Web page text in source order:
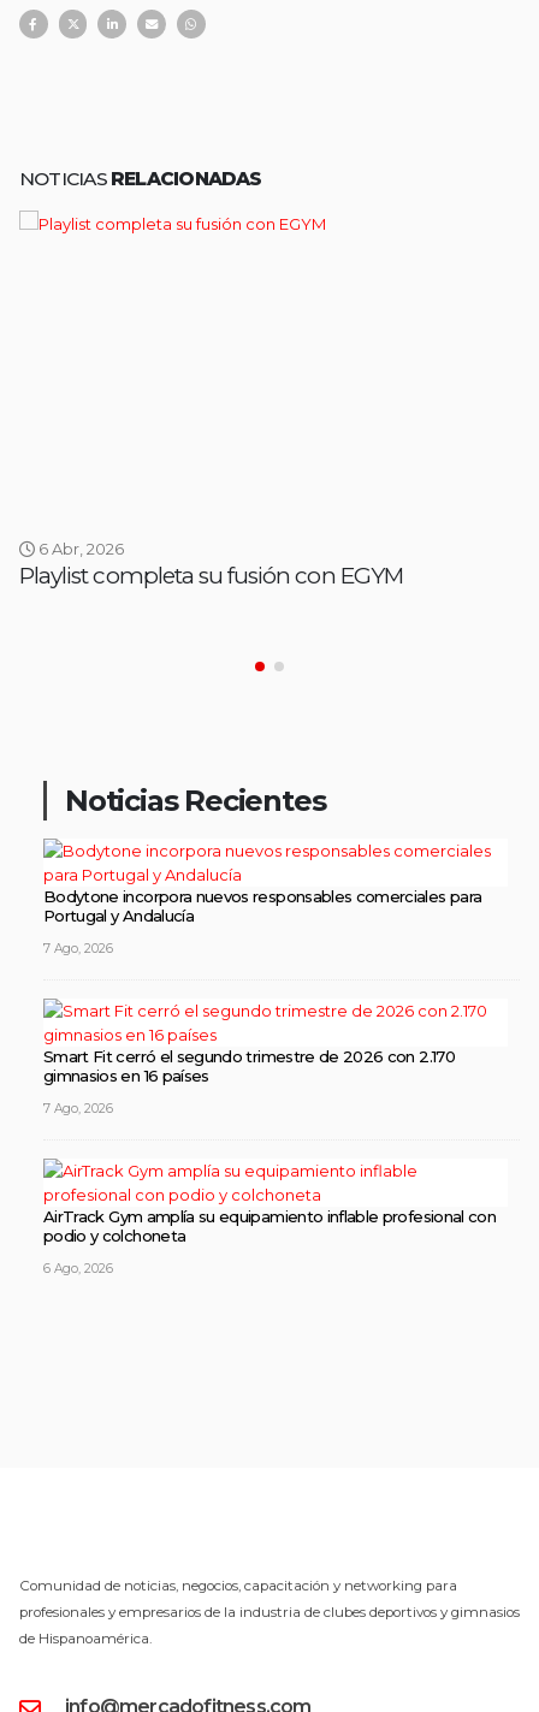
NOTICIAS RELACIONADAS
6 Abr, 2026
Playlist completa su fusión con EGYM
Noticias Recientes
Bodytone incorpora nuevos responsables comerciales para
Portugal y Andalucía
7 Ago, 2026
Smart Fit cerró el segundo trimestre de 2026 con 2.170
gimnasios en 16 países
7 Ago, 2026
AirTrack Gym amplía su equipamiento inflable profesional con
podio y colchoneta
6 Ago, 2026
Comunidad de noticias, negocios, capacitación y networking para
profesionales y empresarios de la industria de clubes deportivos y gimnasios
de Hispanoamérica.
info@mercadofitness.com